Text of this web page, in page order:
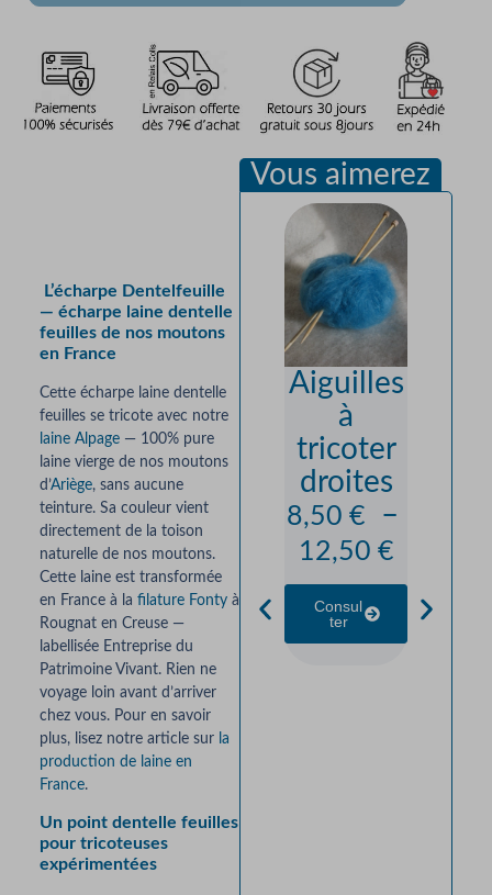
L’écharpe Dentelfeuille
— écharpe laine dentelle
feuilles de nos moutons
en France
Cette écharpe laine dentelle
feuilles se tricote avec notre
laine Alpage— 100% pure
laine vierge de nos moutons
d’Ariège, sans aucune
teinture. Sa couleur vient
directement de la toison
naturelle de nos moutons.
Cette laine est transformée
en France à la filature Fontyà
Rougnat en Creuse —
labellisée Entreprise du
Patrimoine Vivant. Rien ne
voyage loin avant d’arriver
chez vous. Pour en savoir
plus, lisez notre article sur la
production de laine en
France.
Un point dentelle feuilles
pour tricoteuses
expérimentées
Vous aimerez
Aiguilles
à
tricoter
droites
8,50 € –
12,50 €
Consul
Ter